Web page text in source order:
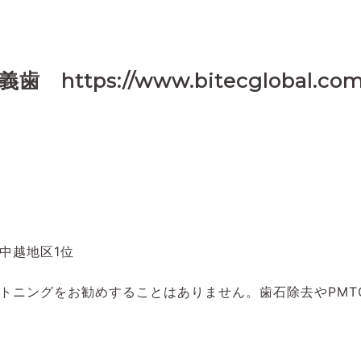
義歯 https://
越地区1位
ニングをお勧めすることはありません。歯石除去や